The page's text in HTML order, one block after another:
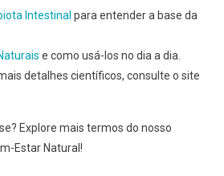
Intestinal para entender a base da
e como usá-los no dia a dia.
detalhes científicos, consulte o site
Explore mais termos do nosso
Estar Natural!